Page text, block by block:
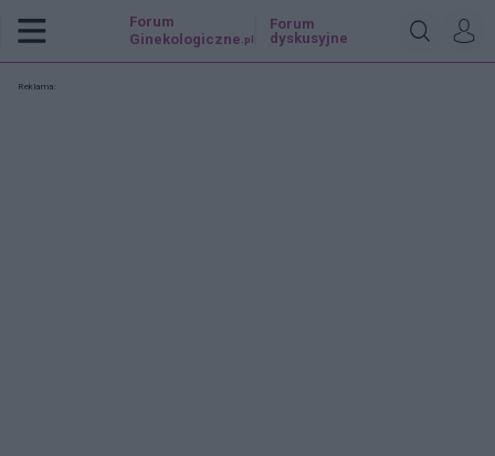
Forum
Ginekologiczne .pl
Forum
dyskusyjne
Reklama: